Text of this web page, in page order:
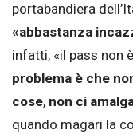
portabandiera
«abbastanza
infatti, «il pass non
problema è che
cose, non ci
quando magari la